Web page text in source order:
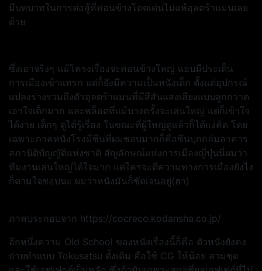
มีบทบาทในการต่อสู้ที่ค่อนข้างโดดเด่นไม่แพ้อุลตร้าแมนเลย
ด้วย
ซึ่งเอาจริงๆ แม้โครงเรื่องจะค่อนข้างใหญ่ แอบมีประเด็น
การเมืองเข้าแทรก แต่ก็ยังมีความเป็นหนังเด็ก ตั้งแต่อุปกรณ์
แปลงร่างรวมถึงตัวอุลตร้าแมนที่มีสีสันแสงเสียงแบบลูกกวาด
เอาใจเด็กมาก และพล็อตที่แม้บางครั้งจะเล่นใหญ่ แต่ก็เข้าใจ
ได้ง่าย เด็กๆ ดูได้รู้เรื่อง ในขณะที่ผู้ใหญ่ดูแล้วก็ได้แง่คิด โดย
เฉพาะภาคหนังโรงมีซีนที่ผมชอบมากก็คือซีนบุกถล่มอาคาร
สภานิติบัญญัติแห่งชาติ สัญลักษณ์แห่งการเมืองญี่ปุ่นนี่ผมว่า
ทีมงานเล่นใหญ่ได้ใจมาก แต่ใครจะตีความทางการเมืองยังไง
ก็ตามใจชอบนะ ผมว่าหนังมันก็ชัดเจนอยู่(ฮา)
ภาพประกอบจาก https://cocreco.kodansha.co.jp/
อีกหนึ่งความ Old School ของหนังเรื่องนี้ก็คือ ตัวหนังยังคง
ถ่ายทำแบบ Tokusatsu ดั้งเดิม คือใช้ CG ให้น้อย สวมชุด